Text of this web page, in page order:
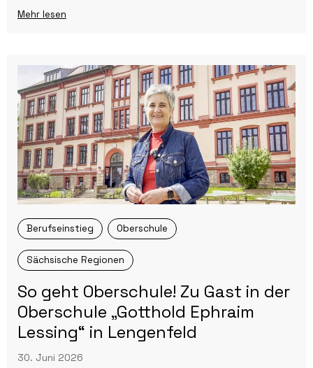
Mehr lesen
Berufseinstieg Oberschule
Sächsische Regionen
So geht Oberschule! Zu Gast in der
Oberschule „Gotthold Ephraim
Lessing“ in Lengenfeld
30. Juni 2026